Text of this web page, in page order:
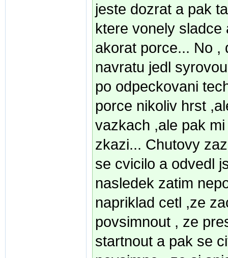
jeste dozrat a pak
ktere vonely
akorat porce... No ,
navratu jedl
po odpeckovani
porce nikoliv hrst
vazkach ,ale pak
zkazi... Chutovy
se cvicilo a odvedl
nasledek zatim
napriklad cetl ,ze
povsimnout , ze
startnout a pak se